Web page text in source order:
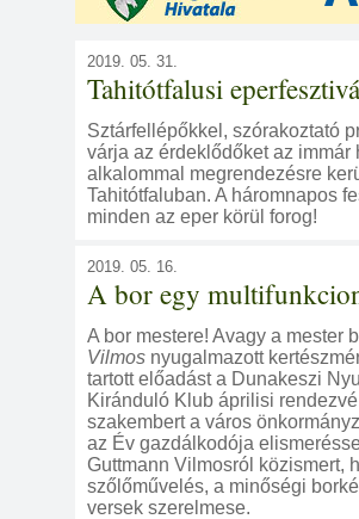
2019. 05. 31.
Tahitótfalusi
Sztárfellépőkkel, szórakoztató
várja az érdeklődőket az immár
alkalommal megrendezésre
Tahitótfaluban. A háromnapos
minden az eper körül forog!
2019. 05. 16.
A bor egy
A bor mestere! Avagy a mester
Vilmos nyugalmazott
tartott előadást a Dunakeszi
Kiránduló Klub áprilisi
szakembert a város
az Év gazdálkodója
Guttmann Vilmosról közismert,
szőlőművelés, a minőségi
versek szerelmese.